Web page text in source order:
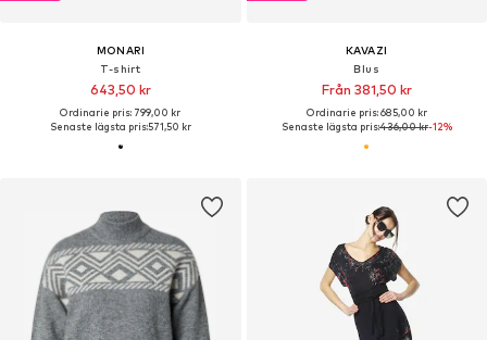
MONARI
T-shirt
643,50 kr
Ordinarie pris: 799,00 kr
Senaste lägsta pris:571,50 kr
KAVAZI
Blus
Från 381,50 kr
Ordinarie pris: 685,00 kr
Senaste lägsta pris:436,00 kr-12%